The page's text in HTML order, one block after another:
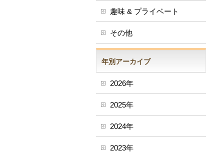
趣味 & プライベート
その他
年別アーカイブ
2026年
2025年
2024年
2023年